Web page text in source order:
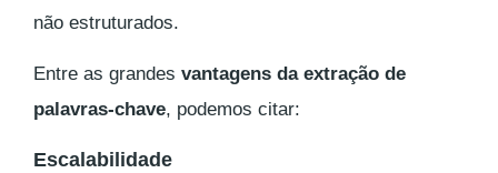
não estruturados.
Entre as grandes vantagens da extração de
palavras-chave, podemos citar:
Escalabilidade